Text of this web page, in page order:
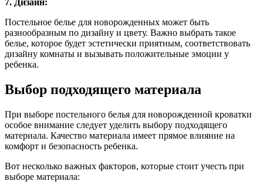
7. Дизайн:
Постельное белье для новорожденных может быть
разнообразным по дизайну и цвету. Важно выбрать такое
белье, которое будет эстетически приятным, соответствовать
дизайну комнаты и вызывать положительные эмоции у
ребенка.
Выбор подходящего материала
При выборе постельного белья для новорожденной кроватки
особое внимание следует уделить выбору подходящего
материала. Качество материала имеет прямое влияние на
комфорт и безопасность ребенка.
Вот несколько важных факторов, которые стоит учесть при
выборе материала: